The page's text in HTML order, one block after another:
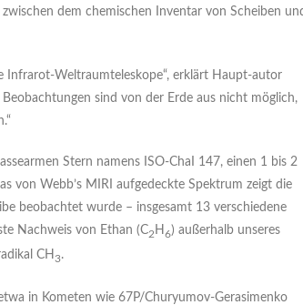
dem chemischen Inventar von Scheiben
Infrarot-Weltraumteleskope“, erklärt Haupt-autor
sind von der Erde aus nicht möglich,
Stern namens ISO-ChaI 147, einen 1 bis 2
von Webb’s MIRI aufgedeckte Spektrum zeigt die
beobachtet wurde – insgesamt 13 verschiedene
Nachweis von Ethan (C2 H 6) außerhalb unseres
CH 3.
in Kometen wie 67P/Churyumov-Gerasimenko